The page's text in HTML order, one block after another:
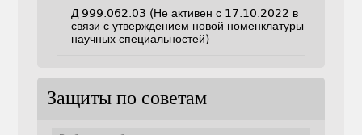
Д 999.062.03 (Не активен с 17.10.2022 в
связи с утверждением новой номенклатуры
научных специальностей)
Защиты по советам